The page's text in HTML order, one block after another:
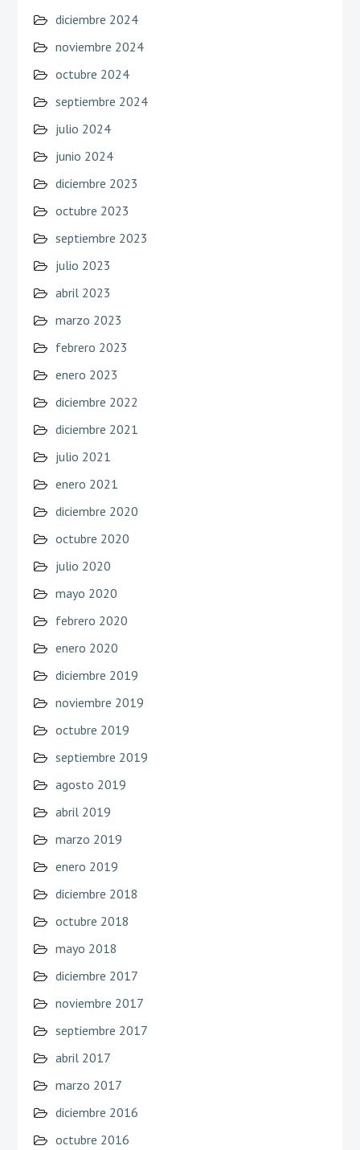
diciembre 2024
noviembre 2024
octubre 2024
septiembre 2024
julio 2024
junio 2024
diciembre 2023
octubre 2023
septiembre 2023
julio 2023
abril 2023
marzo 2023
febrero 2023
enero 2023
diciembre 2022
diciembre 2021
julio 2021
enero 2021
diciembre 2020
octubre 2020
julio 2020
mayo 2020
febrero 2020
enero 2020
diciembre 2019
noviembre 2019
octubre 2019
septiembre 2019
agosto 2019
abril 2019
marzo 2019
enero 2019
diciembre 2018
octubre 2018
mayo 2018
diciembre 2017
noviembre 2017
septiembre 2017
abril 2017
marzo 2017
diciembre 2016
octubre 2016